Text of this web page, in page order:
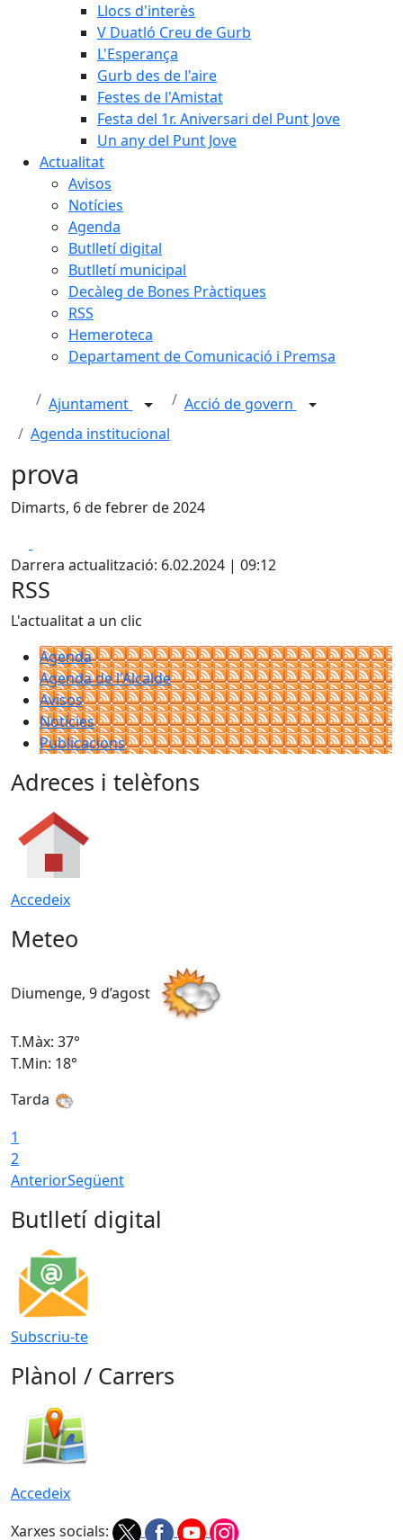
Llocs d'interès
V Duatló Creu de Gurb
L'Esperança
Gurb des de l'aire
Festes de l'Amistat
Festa del 1r. Aniversari del Punt Jove
Un any del Punt Jove
Actualitat
Avisos
Notícies
Agenda
Butlletí digital
Butlletí municipal
Decàleg de Bones Pràctiques
RSS
Hemeroteca
Departament de Comunicació i Premsa
Ajuntament
Acció de govern
Agenda institucional
prova
Dimarts, 6 de febrer de 2024
Darrera actualització: 6.02.2024 | 09:12
RSS
L'actualitat a un clic
Agenda
Agenda de l'Alcalde
Avisos
Notícies
Publicacions
Adreces i telèfons
Accedeix
Meteo
Diumenge, 9 d’agost
T.Màx: 37°
T.Min: 18°
Tarda
1
2
AnteriorSegüent
Butlletí digital
Subscriu-te
Plànol / Carrers
Accedeix
Xarxes socials: